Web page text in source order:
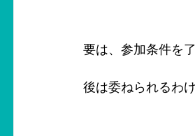
要は、参加条件を
後は委ねられるわ